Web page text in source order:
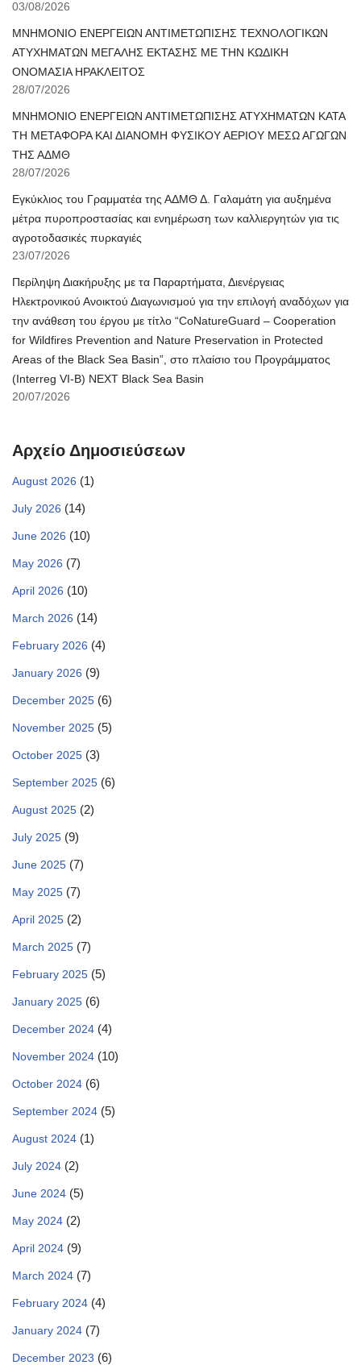
03/08/2026
ΜΝΗΜΟΝΙΟ ΕΝΕΡΓΕΙΩΝ ΑΝΤΙΜΕΤΩΠΙΣΗΣ ΤΕΧΝΟΛΟΓΙΚΩΝ
ΑΤΥΧΗΜΑΤΩΝ ΜΕΓΑΛΗΣ ΕΚΤΑΣΗΣ ΜΕ ΤΗΝ ΚΩΔΙΚΗ
ΟΝΟΜΑΣΙΑ ΗΡΑΚΛΕΙΤΟΣ
28/07/2026
ΜΝΗΜΟΝΙΟ ΕΝΕΡΓΕΙΩΝ ΑΝΤΙΜΕΤΩΠΙΣΗΣ ΑΤΥΧΗΜΑΤΩΝ ΚΑΤΑ
ΤΗ ΜΕΤΑΦΟΡΑ ΚΑΙ ΔΙΑΝΟΜΗ ΦΥΣΙΚΟΥ ΑΕΡΙΟΥ ΜΕΣΩ ΑΓΩΓΩΝ
ΤΗΣ ΑΔΜΘ
28/07/2026
Εγκύκλιος του Γραμματέα της ΑΔΜΘ Δ. Γαλαμάτη για αυξημένα
μέτρα πυροπροστασίας και ενημέρωση των καλλιεργητών για τις
αγροτοδασικές πυρκαγιές
23/07/2026
Περίληψη Διακήρυξης με τα Παραρτήματα, Διενέργειας
Ηλεκτρονικού Ανοικτού Διαγωνισμού για την επιλογή αναδόχων για
την ανάθεση του έργου με τίτλο “CoNatureGuard – Cooperation
for Wildfires Prevention and Nature Preservation in Protected
Areas of the Black Sea Basin”, στο πλαίσιο του Προγράμματος
(Interreg VI-B) NEXT Black Sea Basin
20/07/2026
Αρχείο Δημοσιεύσεων
August 2026 (1)
July 2026 (14)
June 2026 (10)
May 2026 (7)
April 2026 (10)
March 2026 (14)
February 2026 (4)
January 2026 (9)
December 2025 (6)
November 2025 (5)
October 2025 (3)
September 2025 (6)
August 2025 (2)
July 2025 (9)
June 2025 (7)
May 2025 (7)
April 2025 (2)
March 2025 (7)
February 2025 (5)
January 2025 (6)
December 2024 (4)
November 2024 (10)
October 2024 (6)
September 2024 (5)
August 2024 (1)
July 2024 (2)
June 2024 (5)
May 2024 (2)
April 2024 (9)
March 2024 (7)
February 2024 (4)
January 2024 (7)
December 2023 (6)